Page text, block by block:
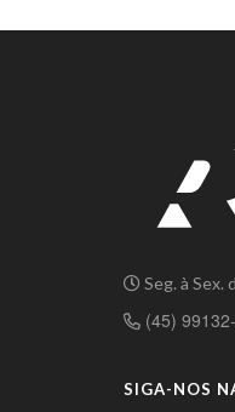
Seg. à Sex.
(45)
SIGA-NOS